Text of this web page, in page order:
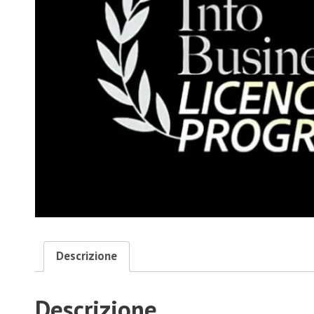
Descrizione